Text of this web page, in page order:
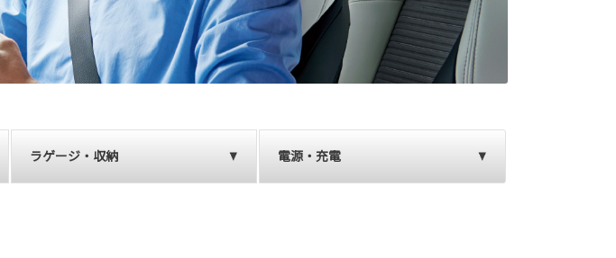
ラゲージ・収納 電源・充電